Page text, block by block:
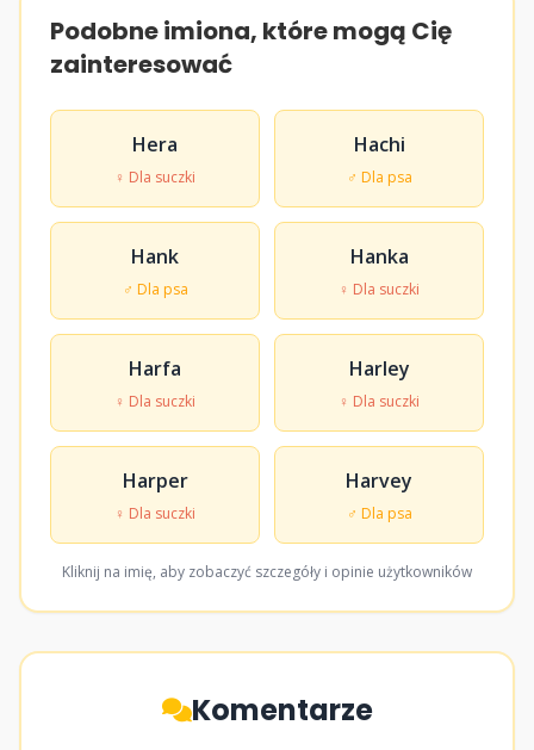
Podobne imiona, które mogą Cię
zainteresować
Hera
♀ Dla suczki
Hachi
♂ Dla psa
Hank
♂ Dla psa
Hanka
♀ Dla suczki
Harfa
♀ Dla suczki
Harley
♀ Dla suczki
Harper
♀ Dla suczki
Harvey
♂ Dla psa
Kliknij na imię, aby zobaczyć szczegóły i opinie użytkowników
Komentarze